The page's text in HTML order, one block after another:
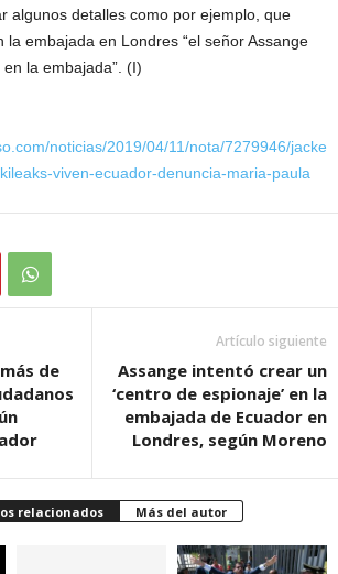
algunos detalles como por ejemplo, que
la embajada en Londres “el señor Assange
la embajada”. (I)
noticias/2019/04/11/nota/7279946/jacke
viven-ecuador-denuncia-maria-paula
de
Artículo siguiente
Assange intentó crear un
‘centro de espionaje’ en la
embajada de Ecuador en
Londres, según Moreno
relacionados Más del autor